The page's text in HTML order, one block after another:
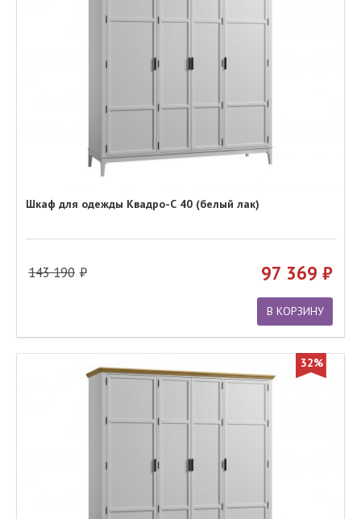
Шкаф для одежды Квадро-С 40 (белый лак)
143 190 97 369
В КОРЗИНУ
32%